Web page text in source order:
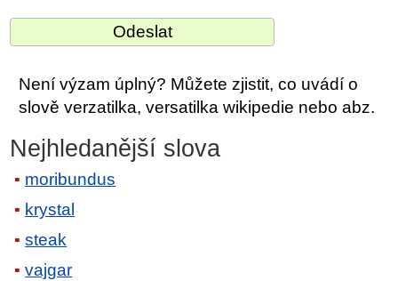
Není výzam úplný? Můžete zjistit, co uvádí o
slově verzatilka, versatilka wikipedie nebo abz.
Nejhledanější slova
moribundus
krystal
steak
vajgar